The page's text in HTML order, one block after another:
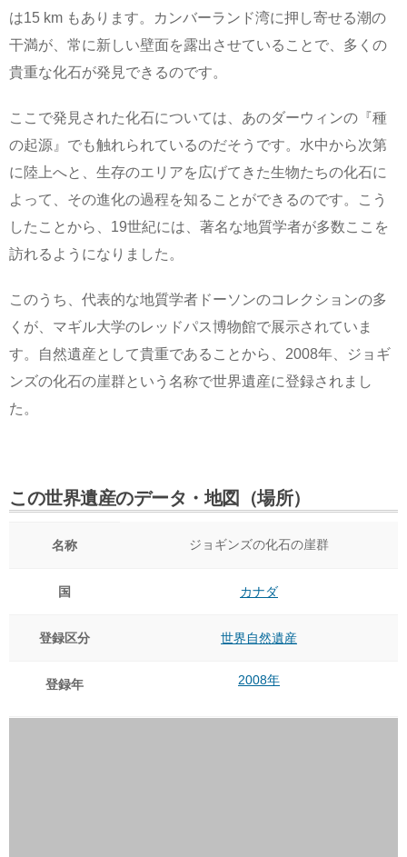
は15 km もあります。カンバーランド湾に押し寄せる潮の
干満が、常に新しい壁面を露出させていることで、多くの
貴重な化石が発見できるのです。
ここで発見された化石については、あのダーウィンの『種
の起源』でも触れられているのだそうです。水中から次第
に陸上へと、生存のエリアを広げてきた生物たちの化石に
よって、その進化の過程を知ることができるのです。こう
したことから、19世紀には、著名な地質学者が多数ここを
訪れるようになりました。
このうち、代表的な地質学者ドーソンのコレクションの多
くが、マギル大学のレッドパス博物館で展示されていま
す。自然遺産として貴重であることから、2008年、ジョギ
ンズの化石の崖群という名称で世界遺産に登録されまし
た。
この世界遺産のデータ・地図（場所）
名称 ジョギンズの化石の崖群
国 カナダ
登録区分 世界自然遺産
登録年 2008年